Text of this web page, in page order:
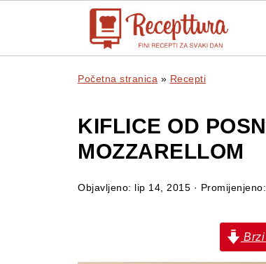
Početna stranica » Recepti
KIFLICE OD
MOZZARELLOM
Objavljeno: lip 14, 2015 · Promijenjeno: